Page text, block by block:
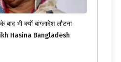
भी क्यों बांग्लादेश लौटना
Hasina Bangladesh